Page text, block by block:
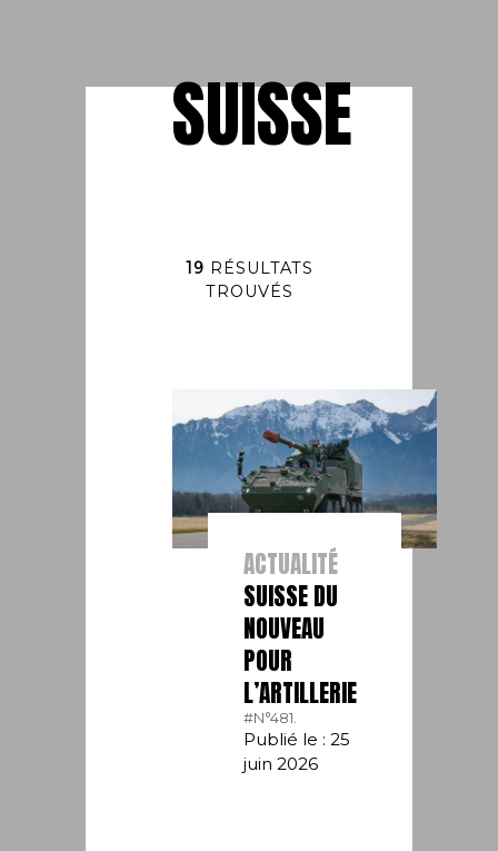
SUISSE
19 RÉSULTATS
TROUVÉS
ACTUALITÉ
SUISSE DU
NOUVEAU
POUR
L’ARTILLERIE
#N°481.
Publié le : 25
juin 2026